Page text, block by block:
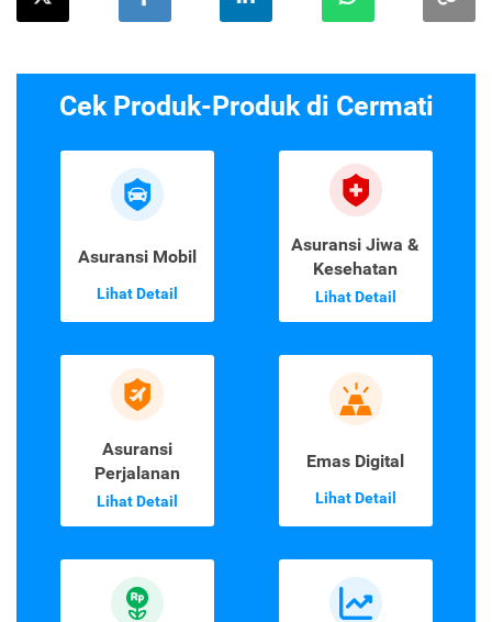
Cek Produk-Produk di Cermati
Asuransi Mobil
Lihat Detail
Asuransi Jiwa &
Kesehatan
Lihat Detail
Asuransi
Perjalanan
Lihat Detail
Emas Digital
Lihat Detail